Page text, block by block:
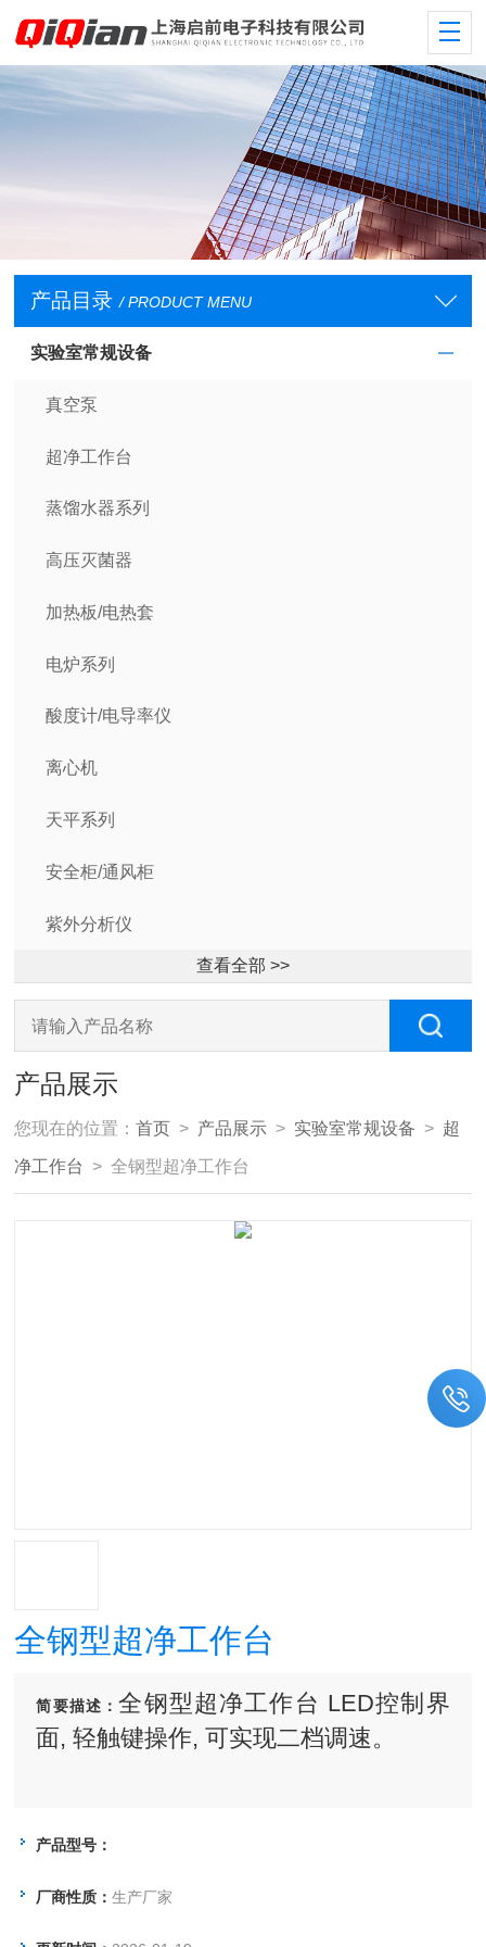
产品目录 / PRODUCT MENU
实验室常规设备
真空泵
超净工作台
蒸馏水器系列
高压灭菌器
加热板/电热套
电炉系列
酸度计/电导率仪
离心机
天平系列
安全柜/通风柜
紫外分析仪
查看全部 >>
产品展示
您现在的位置：首页 > 产品展示 > 实验室常规设备 > 超
净工作台 > 全钢型超净工作台
全钢型超净工作台
简要描述：全钢型超净工作台 LED控制界
面, 轻触键操作, 可实现二档调速。
产品型号：
厂商性质：生产厂家